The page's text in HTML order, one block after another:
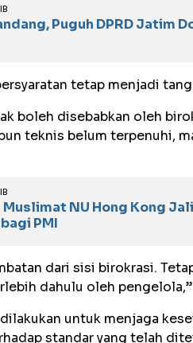
Puguh DPRD Jatim
tetap menjadi
boleh disebabkan oleh
teknis belum terpenuhi,
Muslimat NU Hong Kong
PMI
dari sisi birokrasi.
dahulu oleh
untuk menjaga
standar yang telah